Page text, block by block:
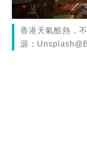
香港天氣酷熱，
源：